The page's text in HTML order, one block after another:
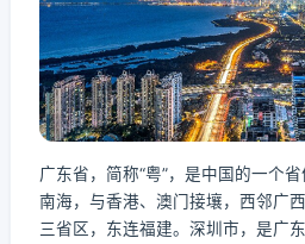
广东省，简称“粤”，是中国的一个
南海，与香港、澳门接壤，西邻广
三省区，东连福建。深圳市，是广